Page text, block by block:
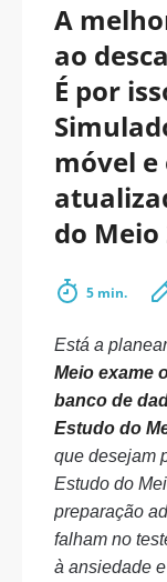
A
ao
É por
móvel e
do Meio
5 min.
Está a
Meio exame
banco de
Estudo do
que desejam
Estudo do
preparação
falham no
à ansiedade